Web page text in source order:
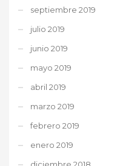
septiembre 2019
julio 2019
junio 2019
mayo 2019
abril 2019
marzo 2019
febrero 2019
enero 2019
diciembre 2018